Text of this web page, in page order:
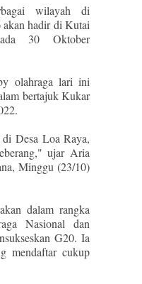
wilayah di
hadir di Kutai
30 Oktober
olahraga lari ini
bertajuk Kukar
Desa Loa Raya,
ujar Aria
Minggu (23/10)
dalam rangka
Nasional dan
G20. Ia
mendaftar cukup